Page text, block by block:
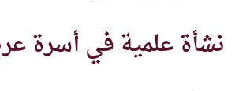
نشأة علمية في أسرة